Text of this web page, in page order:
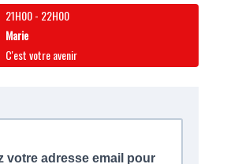
21H00- 22H00
Marie
C'est votre avenir